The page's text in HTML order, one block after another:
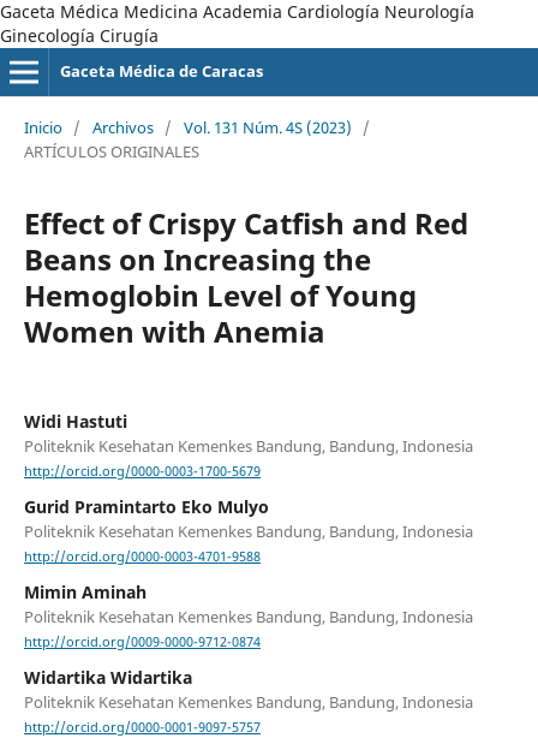
Gaceta Médica Medicina Academia Cardiología Neurología
Ginecología Cirugía
Gaceta Médica de Caracas
Inicio / Archivos / Vol. 131 Núm. 4S (2023)
/
ARTÍCULOS ORIGINALES
Effect of Crispy Catfish and Red
Beans on Increasing the
Hemoglobin Level of Young
Women with Anemia
Widi Hastuti
Politeknik Kesehatan Kemenkes Bandung, Bandung, Indonesia
http://orcid.org/0000-0003-1700-5679
Gurid Pramintarto Eko Mulyo
Politeknik Kesehatan Kemenkes Bandung, Bandung, Indonesia
http://orcid.org/0000-0003-4701-9588
Mimin Aminah
Politeknik Kesehatan Kemenkes Bandung, Bandung, Indonesia
http://orcid.org/0009-0000-9712-0874
Widartika Widartika
Politeknik Kesehatan Kemenkes Bandung, Bandung, Indonesia
http://orcid.org/0000-0001-9097-5757